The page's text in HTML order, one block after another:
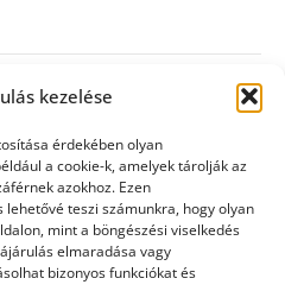
kezelése
érdekében olyan
a cookie-k, amelyek tárolják az
azokhoz. Ezen
teszi számunkra, hogy olyan
mint a böngészési viselkedés
elmaradása vagy
bizonyos funkciókat és